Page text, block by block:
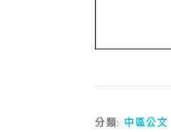
分類: 中區公文